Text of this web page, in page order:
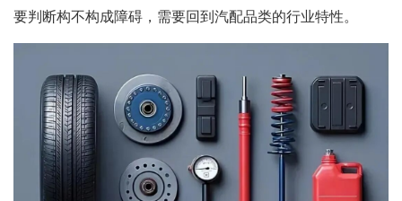
要判断构不构成障碍，需要回到汽配品类的行业特性。